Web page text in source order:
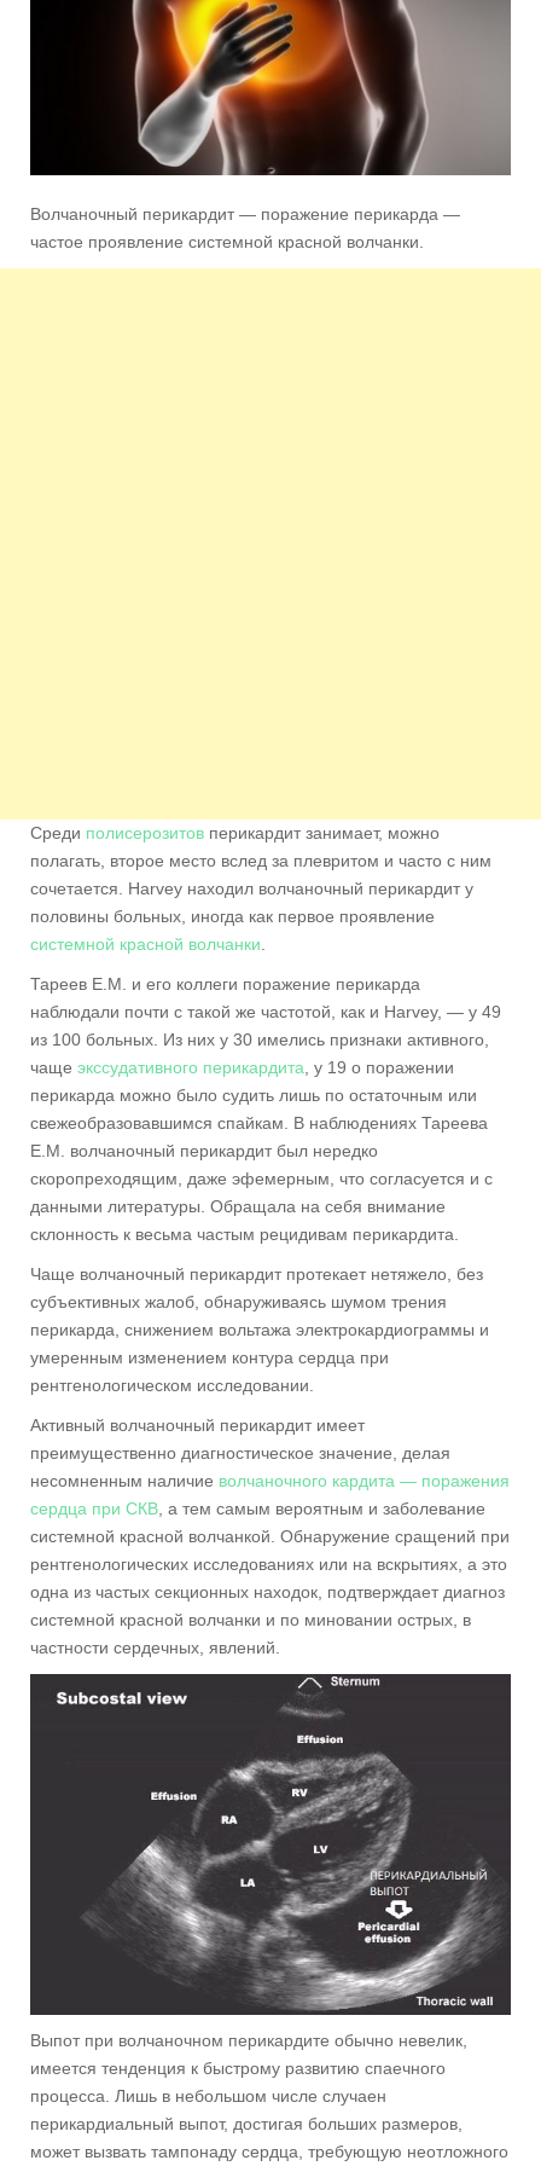
Волчаночный перикардит — поражение перикарда —
частое проявление системной красной волчанки.
Среди полисерозитов перикардит занимает, можно
полагать, второе место вслед за плевритом и часто с ним
сочетается. Harvey находил волчаночный перикардит у
половины больных, иногда как первое проявление
системной красной волчанки
Тареев Е.М. и его коллеги поражение перикарда
наблюдали почти с такой же частотой, как и Harvey, — у 49
из 100 больных. Из них у 30 имелись признаки активного,
чаще экссудативного перикардита , у 19 о поражении
перикарда можно было судить лишь по остаточным или
свежеобразовавшимся спайкам. В наблюдениях Тареева
Е.М. волчаночный перикардит был нередко
скоропреходящим, даже эфемерным, что согласуется и с
данными литературы. Обращала на себя внимание
склонность к весьма частым рецидивам перикардита.
Чаще волчаночный перикардит протекает нетяжело, без
субъективных жалоб, обнаруживаясь шумом трения
перикарда, снижением вольтажа электрокардиограммы и
умеренным изменением контура сердца при
рентгенологическом исследовании.
Активный волчаночный перикардит имеет
преимущественно диагностическое значение, делая
несомненным наличие волчаночного кардита — поражения
сердца при СКВ , а тем самым вероятным и заболевание
системной красной волчанкой. Обнаружение сращений при
рентгенологических исследованиях или на вскрытиях, а это
одна из частых секционных находок, подтверждает диагноз
системной красной волчанки и по миновании острых, в
частности сердечных, явлений.
Выпот при волчаночном перикардите обычно невелик,
имеется тенденция к быстрому развитию спаечного
процесса. Лишь в небольшом числе случаен
перикардиальный выпот, достигая больших размеров,
может вызвать тампонаду сердца, требующую неотложного